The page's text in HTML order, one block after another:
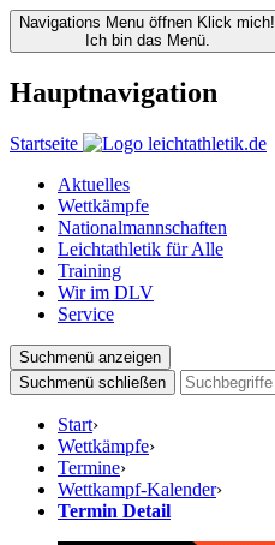
Navigations Menu öffnen Klick mich!
Ich bin das Menü.
Hauptnavigation
Startseite
Aktuelles
Wettkämpfe
Nationalmannschaften
Leichtathletik für Alle
Training
Wir im DLV
Service
Suchmenü anzeigen
Suchmenü schließen
Start›
Wettkämpfe›
Termine›
Wettkampf-Kalender›
Termin Detail